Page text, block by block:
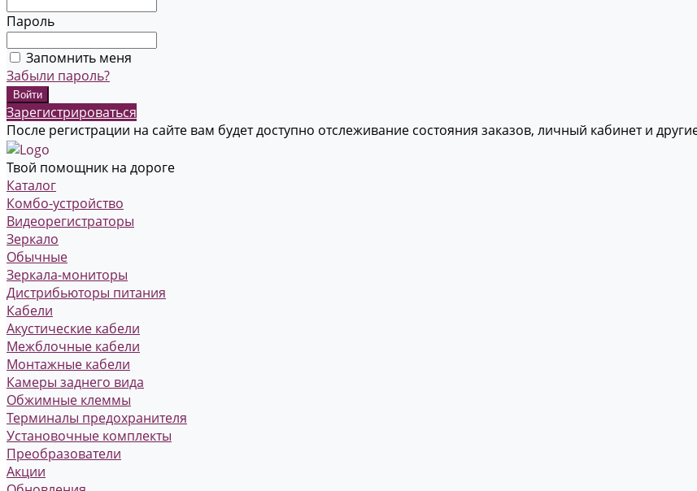
Пароль
Запомнить меня
Забыли пароль?
Зарегистрироваться
После регистрации на сайте вам будет доступно отслеживание состояния заказов, личный кабинет и
Твой помощник на дороге
Каталог
Комбо-устройство
Видеорегистраторы
Зеркало
Обычные
Зеркала-мониторы
Дистрибьюторы питания
Кабели
Акустические кабели
Межблочные кабели
Монтажные кабели
Камеры заднего вида
Обжимные клеммы
Терминалы предохранителя
Установочные комплекты
Преобразователи
Акции